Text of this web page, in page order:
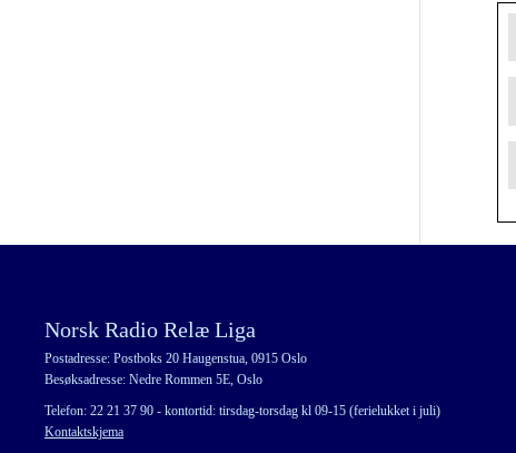
Norsk Radio Relæ Liga
Postadresse: Postboks 20 Haugenstua, 0915 Oslo
Besøksadresse: Nedre Rommen 5E, Oslo
Telefon: 22 21 37 90 - kontortid: tirsdag-torsdag kl 09-15 (ferielukket i juli)
Kontaktskjema